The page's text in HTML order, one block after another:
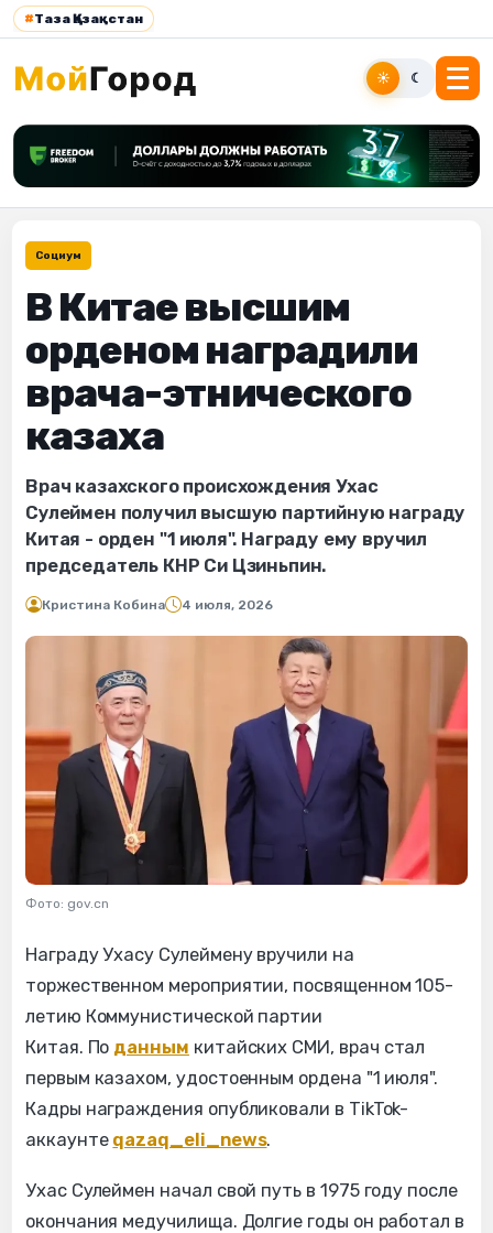
#Таза Қазақстан
☀ ☾
Социум
В Китае высшим
орденом наградили
врача-этнического
казаха
Врач казахского происхождения Ухас
Сулеймен получил высшую партийную награду
Китая - орден "1 июля". Награду ему вручил
председатель КНР Си Цзиньпин.
Кристина Кобина 4 июля, 2026
Фото: gov.cn
Награду Ухасу Сулеймену вручили на
торжественном мероприятии, посвященном 105-
летию Коммунистической партии
Китая. По данным китайских СМИ, врач стал
первым казахом, удостоенным ордена "1 июля".
Кадры награждения опубликовали в TikTok-
аккаунте qazaq_eli_news.
Ухас Сулеймен начал свой путь в 1975 году после
окончания медучилища. Долгие годы он работал в